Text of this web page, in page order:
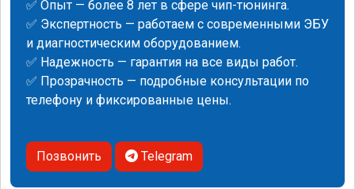
✅ Опыт — более 8 лет в сфере чип-тюнинга.
✅ Экспертность — работаем с современными ЭБУ
и диагностическим оборудованием.
✅ Надежность — гарантия на все виды работ.
✅ Прозрачность — подробные консультации по
телефону и фиксированные цены.
Позвонить Telegram